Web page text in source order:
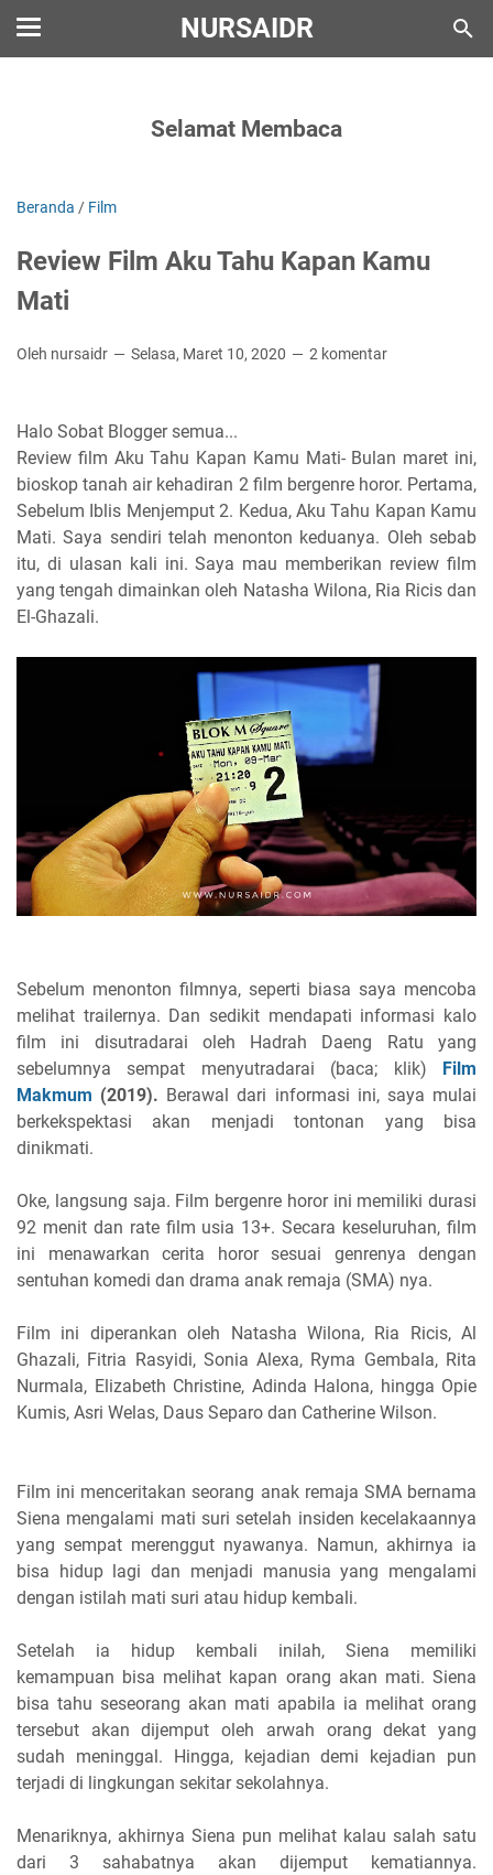
NURSAIDR
Selamat Membaca
Beranda / Film
Review Film Aku Tahu Kapan Kamu
Mati
Oleh nursaidr Selasa, Maret 10, 2020 2 komentar
Halo Sobat Blogger semua...
Review film Aku Tahu Kapan Kamu Mati- Bulan maret ini,
bioskop tanah air kehadiran 2 film bergenre horor. Pertama,
Sebelum Iblis Menjemput 2. Kedua, Aku Tahu Kapan Kamu
Mati. Saya sendiri telah menonton keduanya. Oleh sebab
itu, di ulasan kali ini. Saya mau memberikan review film
yang tengah dimainkan oleh Natasha Wilona, Ria Ricis dan
El-Ghazali.
Sebelum menonton filmnya, seperti biasa saya mencoba
melihat trailernya. Dan sedikit mendapati informasi kalo
film ini disutradarai oleh Hadrah Daeng Ratu yang
sebelumnya sempat menyutradarai (baca; klik) Film
Makmum (2019). Berawal dari informasi ini, saya mulai
berkekspektasi akan menjadi tontonan yang bisa
dinikmati.
Oke, langsung saja. Film bergenre horor ini memiliki durasi
92 menit dan rate film usia 13+. Secara keseluruhan, film
ini menawarkan cerita horor sesuai genrenya dengan
sentuhan komedi dan drama anak remaja (SMA) nya.
Film ini diperankan oleh Natasha Wilona, Ria Ricis, Al
Ghazali, Fitria Rasyidi, Sonia Alexa, Ryma Gembala, Rita
Nurmala, Elizabeth Christine, Adinda Halona, hingga Opie
Kumis, Asri Welas, Daus Separo dan Catherine Wilson.
Film ini menceritakan seorang anak remaja SMA bernama
Siena mengalami mati suri setelah insiden kecelakaannya
yang sempat merenggut nyawanya. Namun, akhirnya ia
bisa hidup lagi dan menjadi manusia yang mengalami
dengan istilah mati suri atau hidup kembali.
Setelah ia hidup kembali inilah, Siena memiliki
kemampuan bisa melihat kapan orang akan mati. Siena
bisa tahu seseorang akan mati apabila ia melihat orang
tersebut akan dijemput oleh arwah orang dekat yang
sudah meninggal. Hingga, kejadian demi kejadian pun
terjadi di lingkungan sekitar sekolahnya.
Menariknya, akhirnya Siena pun melihat kalau salah satu
dari 3 sahabatnya akan dijemput kematiannya.